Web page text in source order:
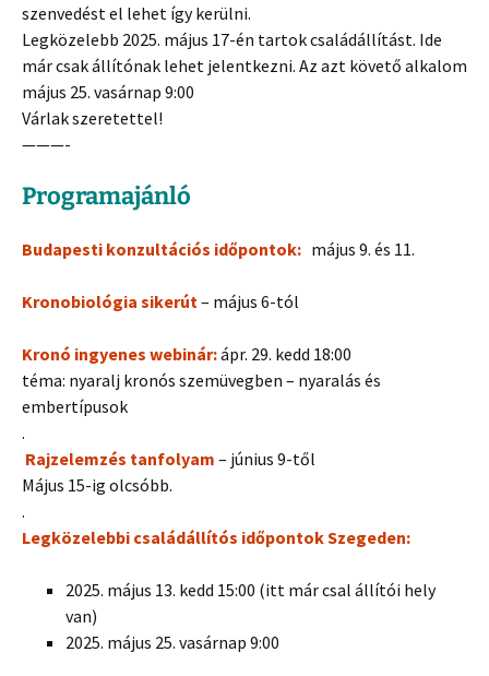
szenvedést el lehet így kerülni.
Legközelebb 2025. május 17-én tartok családállítást. Ide
már csak állítónak lehet jelentkezni. Az azt követő alkalom
május 25. vasárnap 9:00
Várlak szeretettel!
———-
Programajánló
Budapesti konzultációs időpontok: május 9. és 11.
Kronobiológia sikerút– május 6-tól
Kronó ingyenes webinár:ápr. 29. kedd 18:00
téma: nyaralj kronós szemüvegben – nyaralás és
embertípusok
.
Rajzelemzés tanfolyam – június 9-től
Május 15-ig olcsóbb.
.
Legközelebbi családállítós időpontok Szegeden:
2025. május 13. kedd 15:00 (itt már csal állítói hely
van)
2025. május 25. vasárnap 9:00